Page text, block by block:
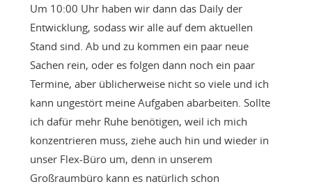
Um 10:00 Uhr haben wir dann das Daily der
Entwicklung, sodass wir alle auf dem aktuellen
Stand sind. Ab und zu kommen ein paar neue
Sachen rein, oder es folgen dann noch ein paar
Termine, aber üblicherweise nicht so viele und ich
kann ungestört meine Aufgaben abarbeiten. Sollte
ich dafür mehr Ruhe benötigen, weil ich mich
konzentrieren muss, ziehe auch hin und wieder in
unser Flex-Büro um, denn in unserem
Großraumbüro kann es natürlich schon